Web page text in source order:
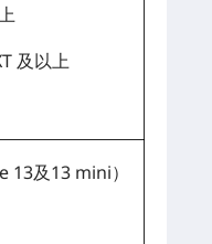
及以上
及13 mini）